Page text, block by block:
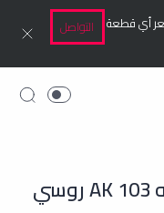
أي قطعة
التواصل
رشاش كلاشينكوف اي كيه 103 AK روسي